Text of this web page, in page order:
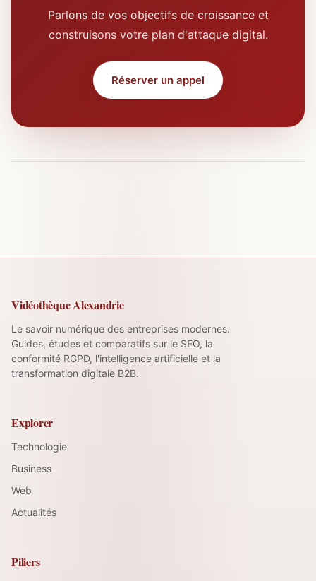
Parlons de vos objectifs de croissance et
construisons votre plan d'attaque digital.
Réserver un appel
Vidéothèque Alexandrie
Le savoir numérique des entreprises modernes.
Guides, études et comparatifs sur le SEO, la
conformité RGPD, l'intelligence artificielle et la
transformation digitale B2B.
Explorer
Technologie
Business
Web
Actualités
Piliers